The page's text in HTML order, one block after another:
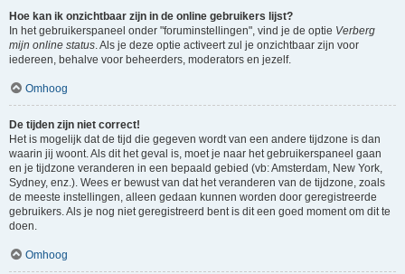
Hoe kan ik onzichtbaar zijn in de online gebruikers lijst?
In het gebruikerspaneel onder "foruminstellingen", vind je de optie Verberg
mijn online status. Als je deze optie activeert zul je onzichtbaar zijn voor
iedereen, behalve voor beheerders, moderators en jezelf.
Omhoog
De tijden zijn niet correct!
Het is mogelijk dat de tijd die gegeven wordt van een andere tijdzone is dan
waarin jij woont. Als dit het geval is, moet je naar het gebruikerspaneel gaan
en je tijdzone veranderen in een bepaald gebied (vb: Amsterdam, New York,
Sydney, enz.). Wees er bewust van dat het veranderen van de tijdzone, zoals
de meeste instellingen, alleen gedaan kunnen worden door geregistreerde
gebruikers. Als je nog niet geregistreerd bent is dit een goed moment om dit te
doen.
Omhoog